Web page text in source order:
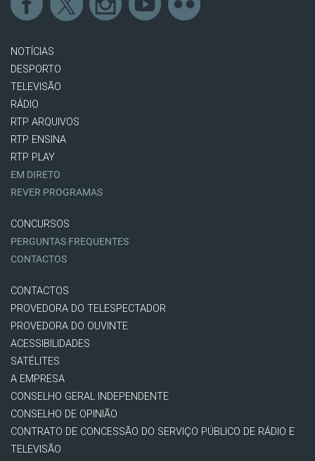
NOTÍCIAS
DESPORTO
TELEVISÃO
RÁDIO
RTP ARQUIVOS
RTP ENSINA
RTP PLAY
EM DIRETO
REVER PROGRAMAS
CONCURSOS
PERGUNTAS FREQUENTES
CONTACTOS
CONTACTOS
PROVEDORA DO TELESPECTADOR
PROVEDORA DO OUVINTE
ACESSIBILIDADES
SATÉLITES
A EMPRESA
CONSELHO GERAL INDEPENDENTE
CONSELHO DE OPINIÃO
CONTRATO DE CONCESSÃO DO SERVIÇO PÚBLICO DE RÁDIO E
TELEVISÃO